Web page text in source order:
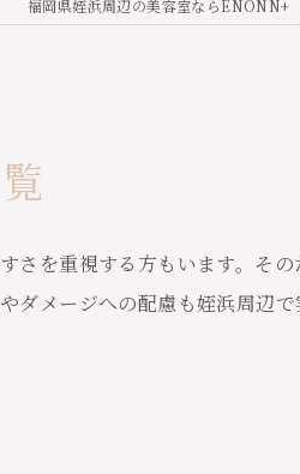
福岡県姪浜周辺の美容室ならENONN+
さを重視する方もいます。その
ダメージへの配慮も姪浜周辺